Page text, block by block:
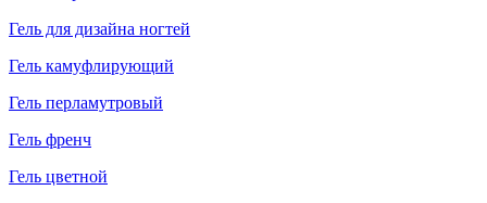
Гель для дизайна ногтей
Гель камуфлирующий
Гель перламутровый
Гель френч
Гель цветной